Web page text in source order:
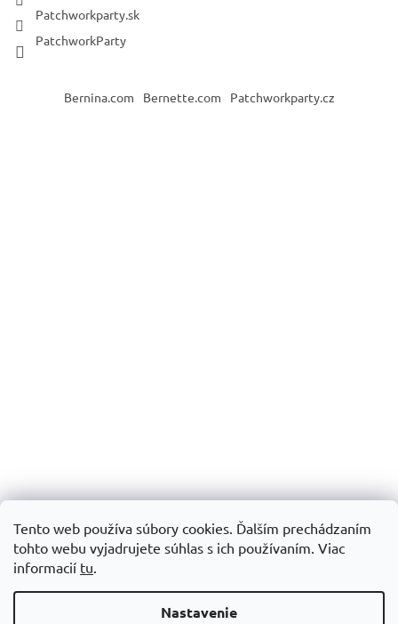
Tento web používa súbory cookies. Ďalším prechádzaním
tohto webu vyjadrujete súhlas s ich používaním. Viac
informacií tu.
Nastavenie
Patchworkparty.sk
PatchworkParty
Bernina.com Bernette.com Patchworkparty.cz
Vytvoril Shoptet